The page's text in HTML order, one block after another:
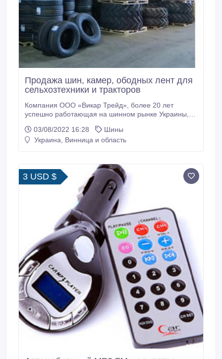
Продажа шин, камер, ободных лент для
сельхозтехники и тракторов
Компания ООО «Викар Трейд», более 20 лет
успешно работающая на шинном рынке Украины,
лент. Товар имеется в наличии и на складе. У нас
можно приобрести сельхоз шины с посадочным
альтернативных размеров и моделей шин, камер и
флипперов.
03/08/2022 16:28
Шины
Украина, Винница и область
3 USD $